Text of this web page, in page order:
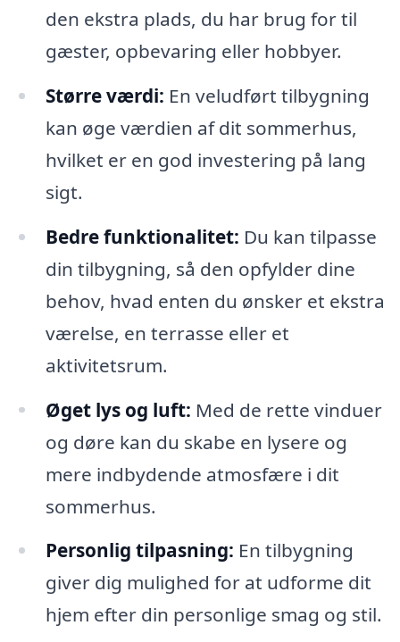
den ekstra plads, du har brug for til
gæster, opbevaring eller hobbyer.
Større værdi: En veludført tilbygning
kan øge værdien af dit sommerhus,
hvilket er en god investering på lang
sigt.
Bedre funktionalitet: Du kan tilpasse
din tilbygning, så den opfylder dine
behov, hvad enten du ønsker et ekstra
værelse, en terrasse eller et
aktivitetsrum.
Øget lys og luft: Med de rette vinduer
og døre kan du skabe en lysere og
mere indbydende atmosfære i dit
sommerhus.
Personlig tilpasning: En tilbygning
giver dig mulighed for at udforme dit
hjem efter din personlige smag og stil.